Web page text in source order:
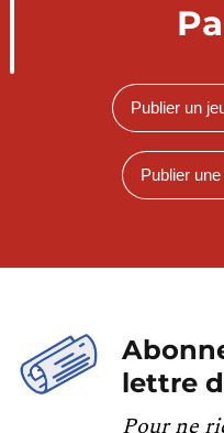
Publier un
Publier
lettre
Pour ne